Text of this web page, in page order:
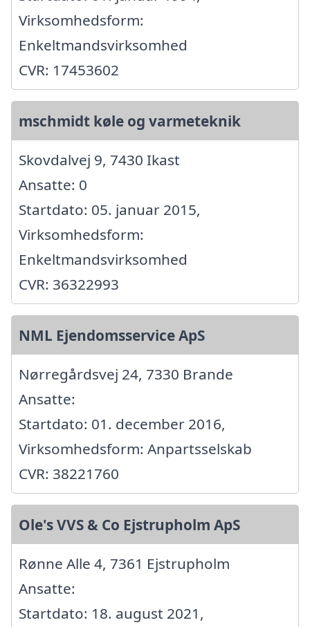
Virksomhedsform:
Enkeltmandsvirksomhed
CVR: 17453602
mschmidt køle og varmeteknik
Skovdalvej 9, 7430 Ikast
Ansatte: 0
Startdato: 05. januar 2015,
Virksomhedsform:
Enkeltmandsvirksomhed
CVR: 36322993
NML Ejendomsservice ApS
Nørregårdsvej 24, 7330 Brande
Ansatte:
Startdato: 01. december 2016,
Virksomhedsform: Anpartsselskab
CVR: 38221760
Ole's VVS & Co Ejstrupholm ApS
Rønne Alle 4, 7361 Ejstrupholm
Ansatte:
Startdato: 18. august 2021,